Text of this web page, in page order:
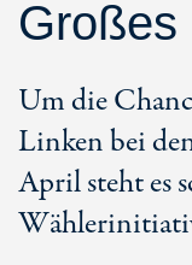
Großes
Um die
Linken bei
April steht es